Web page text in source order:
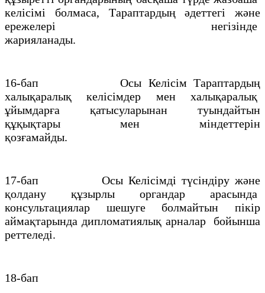
келісімі болмаса, Тараптардың әдеттегі және
ережелері негізінде
жарияланады.
16-бап Осы Келісім Тараптардың
халықаралық келісімдер мен халықаралық
ұйымдарға қатысуларынан туындайтын
құқықтары мен міндеттерін
қозғамайды.
17-бап Осы Келісімді түсіндіру және
қолдану құзырлы органдар арасында
консультациялар шешуге болмайтын пікір
аймақтарында дипломатиялық арналар бойынша
реттеледі.
18-бап